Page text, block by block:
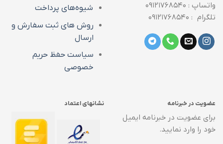
واتساپ : ۰۹۱۲۱۷۶۸۵۴۰
تلگرام : ۰۹۱۲۱۷۶۸۵۴۰
شیوه‌های پرداخت
روش های ثبت سفارش و
ارسال
سیاست حفظ حریم
خصوصی
عضویت در خبرنامه
برای عضویت در خبرنامه ایمیل
خود را وارد نمایید.
نشانهای اعتماد